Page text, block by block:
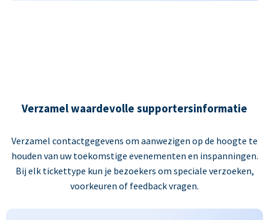
Verzamel waardevolle supportersinformatie
Verzamel contactgegevens om aanwezigen op de hoogte te
houden van uw toekomstige evenementen en inspanningen.
Bij elk tickettype kun je bezoekers om speciale verzoeken,
voorkeuren of feedback vragen.